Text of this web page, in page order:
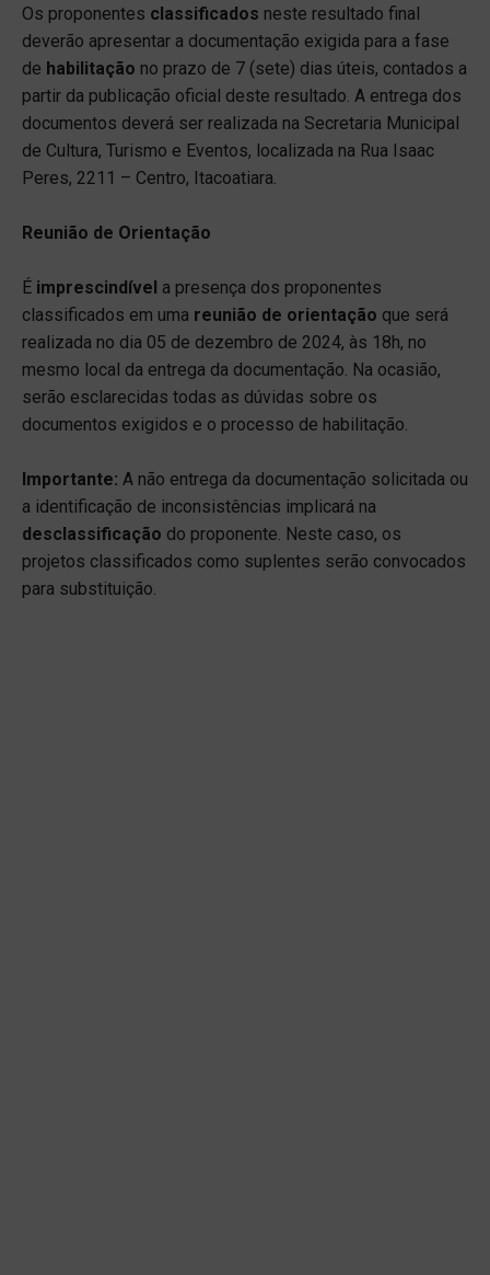
Os proponentes classificados neste resultado final
deverão apresentar a documentação exigida para a fase
de habilitação no prazo de 7 (sete) dias úteis, contados a
partir da publicação oficial deste resultado. A entrega dos
documentos deverá ser realizada na Secretaria Municipal
de Cultura, Turismo e Eventos, localizada na Rua Isaac
Peres, 2211 – Centro, Itacoatiara.
Reunião de Orientação
É imprescindível a presença dos proponentes
classificados em uma reunião de orientação que será
realizada no dia 05 de dezembro de 2024, às 18h, no
mesmo local da entrega da documentação. Na ocasião,
serão esclarecidas todas as dúvidas sobre os
documentos exigidos e o processo de habilitação.
Importante: A não entrega da documentação solicitada ou
a identificação de inconsistências implicará na
desclassificação do proponente. Neste caso, os
projetos classificados como suplentes serão convocados
para substituição.